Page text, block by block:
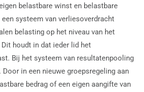
belastbare winst en belastbare
een systeem van verliesoverdracht
belasting op het niveau van het
houdt in dat ieder lid het
Bij het systeem van resultatenpooling
in een nieuwe groepsregeling aan
bedrag of een eigen aangifte van